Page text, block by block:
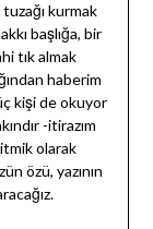
kurmak
başlığa, bir
tık almak
haberim
kişi de okuyor
-itirazım
olarak
özü, yazının